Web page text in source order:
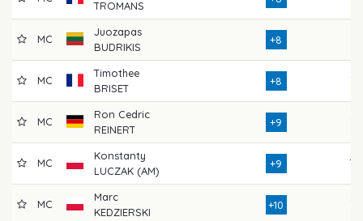
TROMANS
MC
Juozapas
BUDRIKIS
+8
MC
Timothee
BRISET
+8 76
MC
Ron Cedric
REINERT
+9 77
MC
Konstanty
LUCZAK (AM)
+9 78
MC
Marc
KEDZIERSKI
+10 73